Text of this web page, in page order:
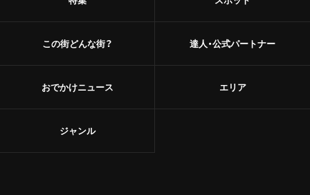
この街どんな街？
おでかけニュース
達人・公式パートナー
エリア
ジャンル